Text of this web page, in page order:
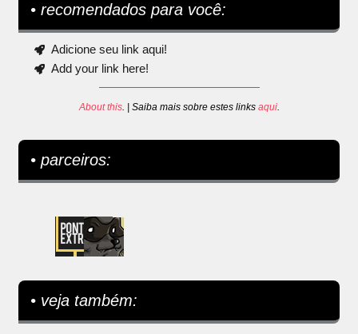
• recomendados para você:
Adicione seu link aqui!
Add your link here!
About this. | Saiba mais sobre estes links aqui.
• parceiros:
• veja também: